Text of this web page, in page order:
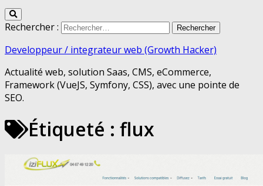
Rechercher :
Developpeur / integrateur web (Growth Hacker)
Actualité web, solution Saas, CMS, eCommerce,
Framework (VueJS, Symfony, CSS), avec une pointe de
SEO.
Étiqueté : flux